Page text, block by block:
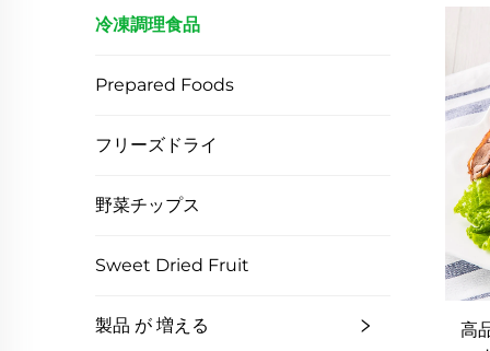
冷凍調理食品
Prepared Foods
フリーズドライ
野菜チップス
Sweet Dried Fruit
製品 が 増える
高